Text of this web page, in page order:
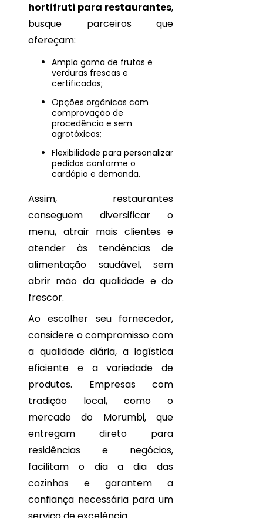
hortifruti para restaurantes,
busque parceiros que
ofereçam:
Ampla gama de frutas e
verduras frescas e
certificadas;
Opções orgânicas com
comprovação de
procedência e sem
agrotóxicos;
Flexibilidade para personalizar
pedidos conforme o
cardápio e demanda.
Assim, restaurantes
conseguem diversificar o
menu, atrair mais clientes e
atender às tendências de
alimentação saudável, sem
abrir mão da qualidade e do
frescor.
Ao escolher seu fornecedor,
considere o compromisso com
a qualidade diária, a logística
eficiente e a variedade de
produtos. Empresas com
tradição local, como o
mercado do Morumbi, que
entregam direto para
residências e negócios,
facilitam o dia a dia das
cozinhas e garantem a
confiança necessária para um